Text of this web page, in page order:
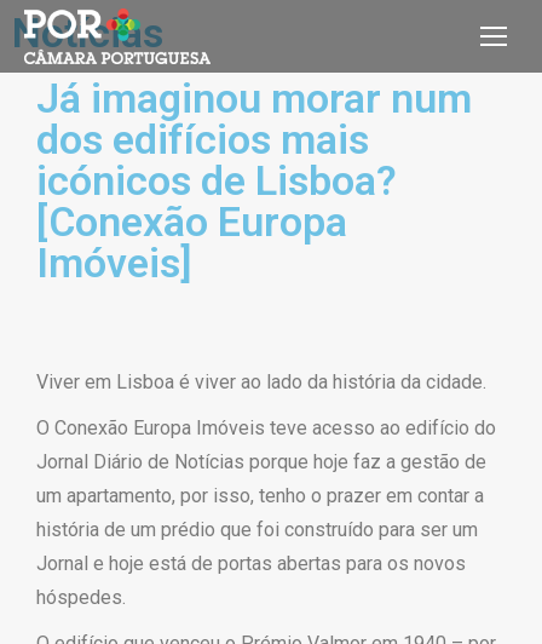
Notícias
Já imaginou morar num
dos edifícios mais
icónicos de Lisboa?
[Conexão Europa
Imóveis]
Viver em Lisboa é viver ao lado da história da cidade.
O Conexão Europa Imóveis teve acesso ao edifício do
Jornal Diário de Notícias porque hoje faz a gestão de
um apartamento, por isso, tenho o prazer em contar a
história de um prédio que foi construído para ser um
Jornal e hoje está de portas abertas para os novos
hóspedes.